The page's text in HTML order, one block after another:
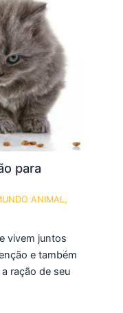
para
ANIMAL ,
vivem juntos
e também
ração de seu